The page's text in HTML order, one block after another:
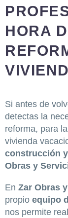
HORA
Si antes de
detectas la
reforma, para
vivienda
construcción
Obras y
En Zar Obras
propio equipo
nos permite